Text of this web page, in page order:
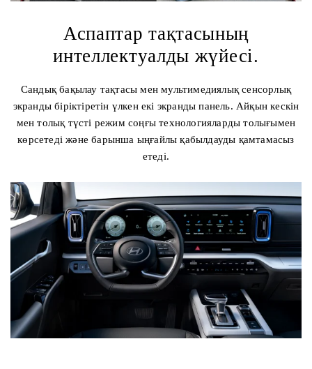
Аспаптар тақтасының
интеллектуалды жүйесі.
Сандық бақылау тақтасы мен мультимедиялық сенсорлық
экранды біріктіретін үлкен екі экранды панель. Айқын кескін
мен толық түсті режим соңғы технологияларды толығымен
көрсетеді және барынша ыңғайлы қабылдауды қамтамасыз
етеді.